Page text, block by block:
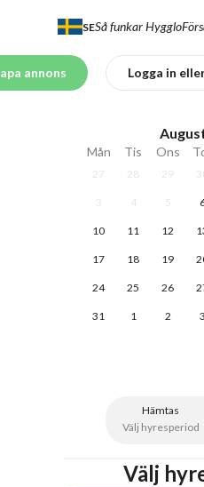
SESå funkar Hygglo
annons Logga in
Mån Tis Ons
27 28 29
3 4 5
10 11 12
17 18 19
24 25 26
31 1 2 3
Hämtas
Välj hyresperiod
Välj